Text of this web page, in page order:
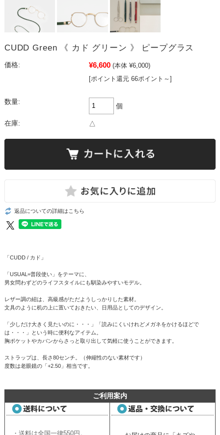
CUDD Green 《 カド グリーン 》 ピープグラス
価格: ¥6,600 (本体 ¥6,000)
[ポイント還元 66ポイント～]
数量:
個
在庫: △
返品についての詳細はこちら
「CUDD / カド」
「USUAL=普段使い」をテーマに、
男女問わずどのライフスタイルにも馴染みやすいモデル。
レザー調の紐は、高級感がただようしっかりした素材。
文具のように机の上に置いておきたい、日用品としてのデザイン。
「少しだけ大きく見たいのに・・・」「読みにくいけれどメガネをかけるほどで
は・・・」という時に便利なアイテム。
胸ポケットやカバンからさっと取り出して気軽に使うことができます。
ストラップは、長さ80センチ。（伸縮性のない素材です）
度数は老眼鏡の「+2.50」相当です。
ご利用案内
・送料は全国一律550円。